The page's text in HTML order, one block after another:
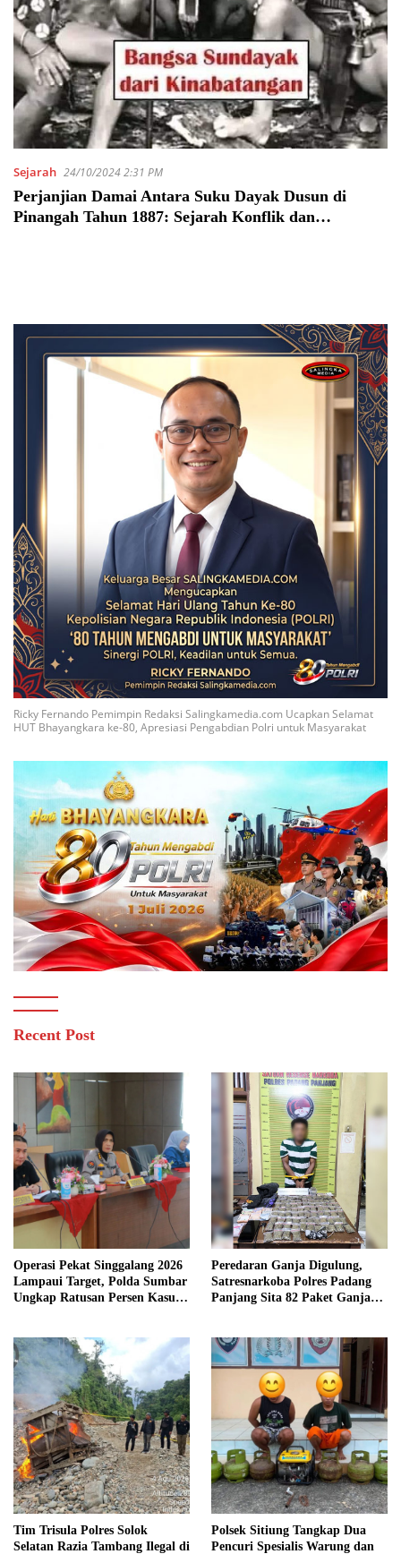
Sejarah 24/10/2024 2:31 PM
Perjanjian Damai Antara Suku Dayak Dusun di
Pinangah Tahun 1887: Sejarah Konflik dan
Ricky Fernando Pemimpin Redaksi Salingkamedia.com Ucapkan Selamat
HUT Bhayangkara ke-80, Apresiasi Pengabdian Polri untuk Masyarakat
Recent Post
Operasi Pekat Singgalang 2026
Lampaui Target, Polda Sumbar
Ungkap Ratusan Persen Kasus
Peredaran Ganja Digulung,
Satresnarkoba Polres Padang
Panjang Sita 82 Paket Ganja
Tim Trisula Polres Solok
Selatan Razia Tambang Ilegal di
Polsek Sitiung Tangkap Dua
Pencuri Spesialis Warung dan